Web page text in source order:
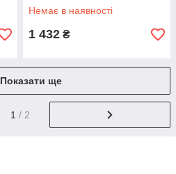
Немає в наявності
1 432 ₴
Показати ще
1 / 2